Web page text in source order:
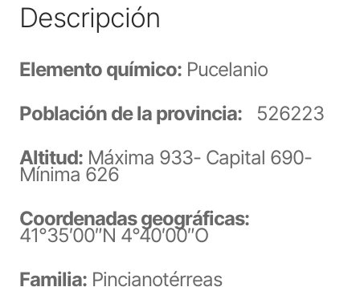
Descripción
Elemento químico: Pucelanio
Población de la provincia: 526223
Altitud: Máxima 933- Capital 690-
Mínima 626
Coordenadas geográficas:
41°35′00″N 4°40′00″O
Familia: Pincianotérreas